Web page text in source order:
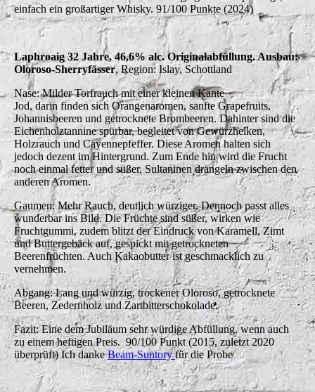
einfach ein großartiger Whisky. 91/100 Punkte (2024)
Laphroaig 32 Jahre, 46,6% alc. Originalabfüllung. Ausbau:
Oloroso-Sherryfässer, Region: Islay, Schottland
Nase: Milder Torfrauch mit einer kleinen Kante
Jod, darin finden sich Orangenaromen, sanfte Grapefruits,
Johannisbeeren und getrocknete Brombeeren. Dahinter sind die
Eichenholztannine spürbar, begleitet von Gewürznelken,
Holzrauch und Cayennepfeffer. Diese Aromen halten sich
jedoch dezent im Hintergrund. Zum Ende hin wird die Frucht
noch einmal fetter und süßer, Sultaninen drängeln zwischen den
anderen Aromen.
Gaumen: Mehr Rauch, deutlich würziger. Dennoch passt alles
wunderbar ins Bild. Die Früchte sind süßer, wirken wie
Fruchtgummi, zudem blitzt der Eindruck von Karamell, Zimt
und Buttergebäck auf, gespickt mit getrockneten
Beerenfrüchten. Auch Kakaobutter ist geschmacklich zu
vernehmen.
Abgang: Lang und würzig, trockener Oloroso, getrocknete
Beeren, Zedernholz und Zartbitterschokolade.
Fazit: Eine dem Jubiläum sehr würdige Abfüllung, wenn auch
zu einem heftigen Preis. 90/100 Punkt (2015, zuletzt 2020
überprüft) Ich dankeBeam-Suntoryfür die Probe